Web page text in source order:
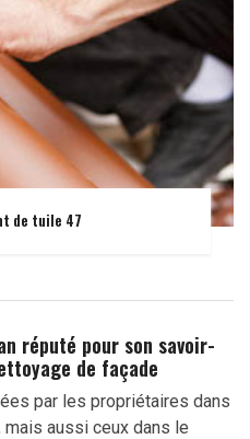
de tuile 47
réputé pour son savoir-
de façade
par les propriétaires dans
aussi ceux dans le